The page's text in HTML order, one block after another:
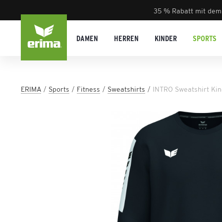
35 % Rabatt mit
DAMEN HERREN KINDER SPORTS
ERIMA Sports Fitness Sweatshirts INTRO Sweatshirt